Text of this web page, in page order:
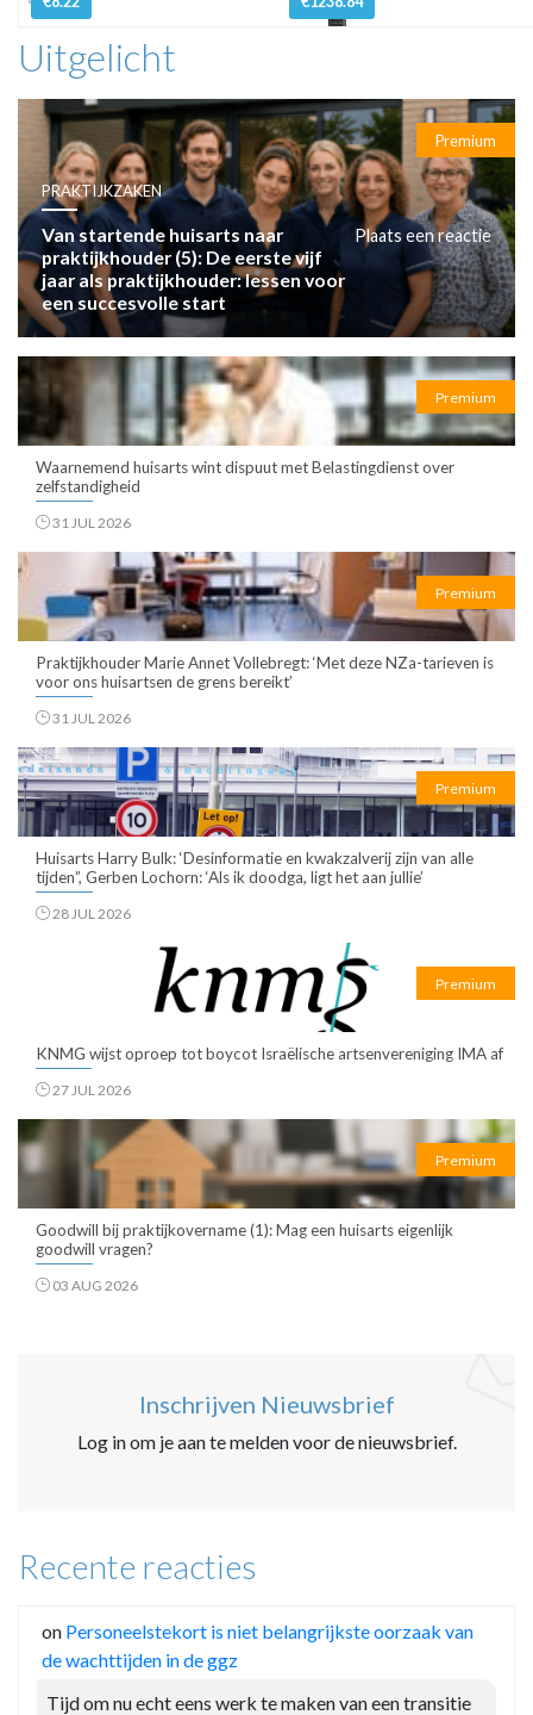
Uitgelicht
Premium
PRAKTIJKZAKEN
Van startende huisarts naar
praktijkhouder (5): De eerste vijf
jaar als praktijkhouder: lessen voor
een succesvolle start
Plaats een reactie
Premium
Waarnemend huisarts wint dispuut met Belastingdienst over
zelfstandigheid
31 JUL 2026
Premium
Praktijkhouder Marie Annet Vollebregt: ‘Met deze NZa-tarieven is
voor ons huisartsen de grens bereikt’
31 JUL 2026
Premium
Huisarts Harry Bulk: ‘Desinformatie en kwakzalverij zijn van alle
tijden”, Gerben Lochorn: ‘Als ik doodga, ligt het aan jullie’
28 JUL 2026
Premium
KNMG wijst oproep tot boycot Israëlische artsenvereniging IMA af
27 JUL 2026
Premium
Goodwill bij praktijkovername (1): Mag een huisarts eigenlijk
goodwill vragen?
03 AUG 2026
Inschrijven Nieuwsbrief
Log in om je aan te melden voor de nieuwsbrief.
Recente reacties
on Personeelstekort is niet belangrijkste oorzaak van
de wachttijden in de ggz
Tijd om nu echt eens werk te maken van een transitie